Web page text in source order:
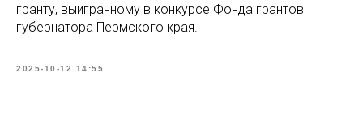
гранту, выигранному в конкурсе Фонда грантов
губернатора Пермского края.
2025-10-12 14:55